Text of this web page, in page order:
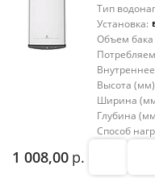
Тип
Установка:
Объем бака
Высота
Ширина
Глубина
Способ
1 008,00 р.